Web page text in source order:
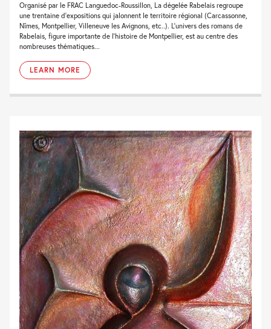
Organisé par le FRAC Languedoc-Roussillon, La dégelée Rabelais regroupe
une trentaine d’expositions qui jalonnent le territoire régional (Carcassonne,
Nîmes, Montpellier, Villeneuve les Avignons, etc..). L’univers des romans de
Rabelais, figure importante de l’histoire de Montpellier, est au centre des
nombreuses thématiques...
LEARN MORE